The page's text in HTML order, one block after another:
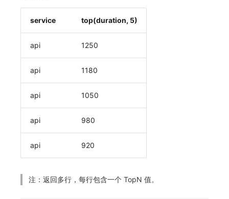
service top(duration, 5)
api 1250
api 1180
api 1050
api 980
api 920
注：返回多行，每行包含一个 TopN 值。